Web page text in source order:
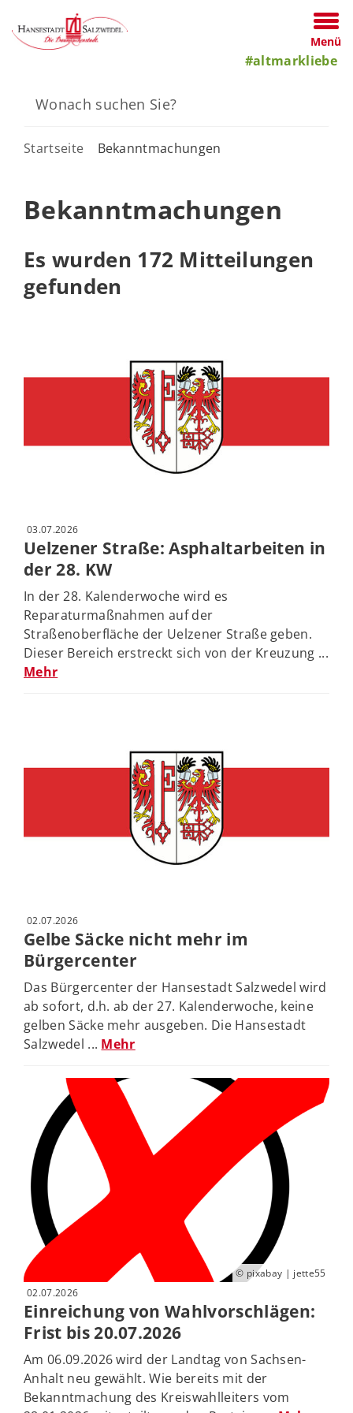
Menü
#altmarkliebe
Startseite Bekanntmachungen
Bekanntmachungen
Es wurden 172 Mitteilungen
gefunden
03.07.2026
Uelzener Straße: Asphaltarbeiten in
der 28. KW
In der 28. Kalenderwoche wird es
Reparaturmaßnahmen auf der
Straßenoberfläche der Uelzener Straße geben.
Dieser Bereich erstreckt sich von der Kreuzung ...
Mehr
02.07.2026
Gelbe Säcke nicht mehr im
Bürgercenter
Das Bürgercenter der Hansestadt Salzwedel wird
ab sofort, d.h. ab der 27. Kalenderwoche, keine
gelben Säcke mehr ausgeben. Die Hansestadt
Salzwedel ... Mehr
© pixabay | jette55
02.07.2026
Einreichung von Wahlvorschlägen:
Frist bis 20.07.2026
Am 06.09.2026 wird der Landtag von Sachsen-
Anhalt neu gewählt. Wie bereits mit der
Bekanntmachung des Kreiswahlleiters vom